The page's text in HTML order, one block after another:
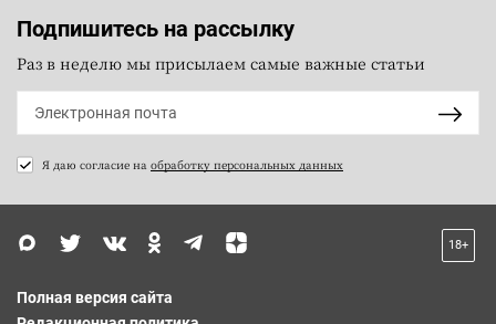
Подпишитесь на рассылку
Раз в неделю мы присылаем самые важные статьи
Я даю согласие на обработку персональных данных
18+
Полная версия сайта